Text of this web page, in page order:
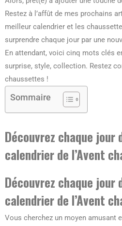
Restez à l’affût de mes prochains
meilleur calendrier et les
surprendre chaque jour par une
En attendant, voici cinq mots clés
surprise, style, collection. Restez
chaussettes !
Sommaire
Découvrez chaque
calendrier de l’Avent
Découvrez chaque
calendrier de l’Avent
Vous cherchez un moyen amusant